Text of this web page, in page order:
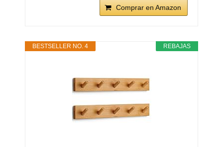
Comprar en Amazon
REBAJAS
BESTSELLER NO. 4